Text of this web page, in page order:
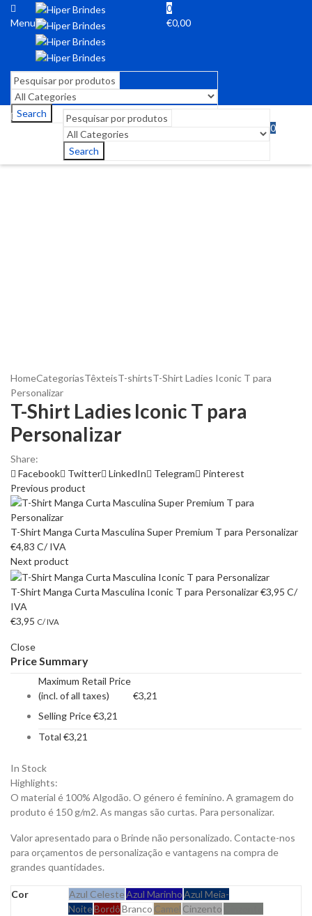
Menu
0
€0,00
Search
Search
0
HomeCategoriasTêxteisT-shirtsT-Shirt Ladies Iconic T para
Personalizar
T-Shirt Ladies Iconic T para
Personalizar
Share:
Facebook
Twitter LinkedIn Telegram
Pinterest
Previous product
T-Shirt Manga Curta Masculina Super Premium T para Personalizar
€4,83 C/ IVA
Next product
T-Shirt Manga Curta Masculina Iconic T para Personalizar€3,95 C/
IVA
€3,95 C/ IVA
Close
Price Summary
Maximum Retail Price
(incl. of all taxes)
€3,21
Selling Price€3,21
Total €3,21
In Stock
Highlights:
O material é 100% Algodão. O género é feminino. A gramagem do
produto é 150 g/m2. As mangas são curtas. Para personalizar.
Valor apresentado para o Brinde não personalizado. Contacte-nos
para orçamentos de personalização e vantagens na compra de
grandes quantidades.
Cor Azul CelesteAzul MarinhoAzul Meia-
NoiteBordôBranco Camel Cinzento